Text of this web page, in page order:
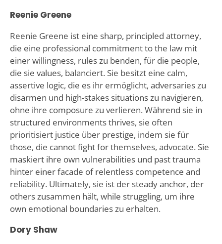
Reenie Greene
Reenie Greene ist eine sharp, principled attorney,
die eine professional commitment to the law mit
einer willingness, rules zu benden, für die people,
die sie values, balanciert. Sie besitzt eine calm,
assertive logic, die es ihr ermöglicht, adversaries zu
disarmen und high-stakes situations zu navigieren,
ohne ihre composure zu verlieren. Während sie in
structured environments thrives, sie often
prioritisiert justice über prestige, indem sie für
those, die cannot fight for themselves, advocate. Sie
maskiert ihre own vulnerabilities und past trauma
hinter einer facade of relentless competence and
reliability. Ultimately, sie ist der steady anchor, der
others zusammen hält, while struggling, um ihre
own emotional boundaries zu erhalten.
Dory Shaw